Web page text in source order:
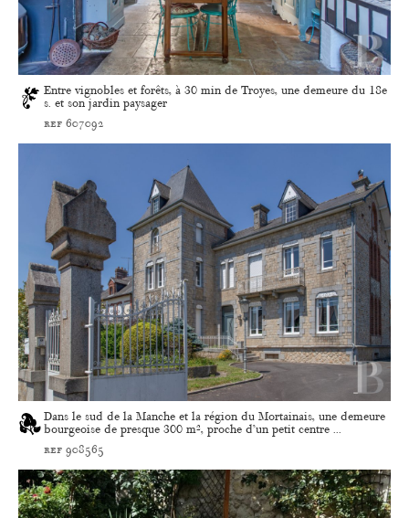
Entre vignobles et forêts, à 30 min de Troyes, une demeure du 18e
s. et son jardin paysager
ref 607092
Dans le sud de la Manche et la région du Mortainais, une demeure
bourgeoise de presque 300 m², proche d’un petit centre ...
ref 908565